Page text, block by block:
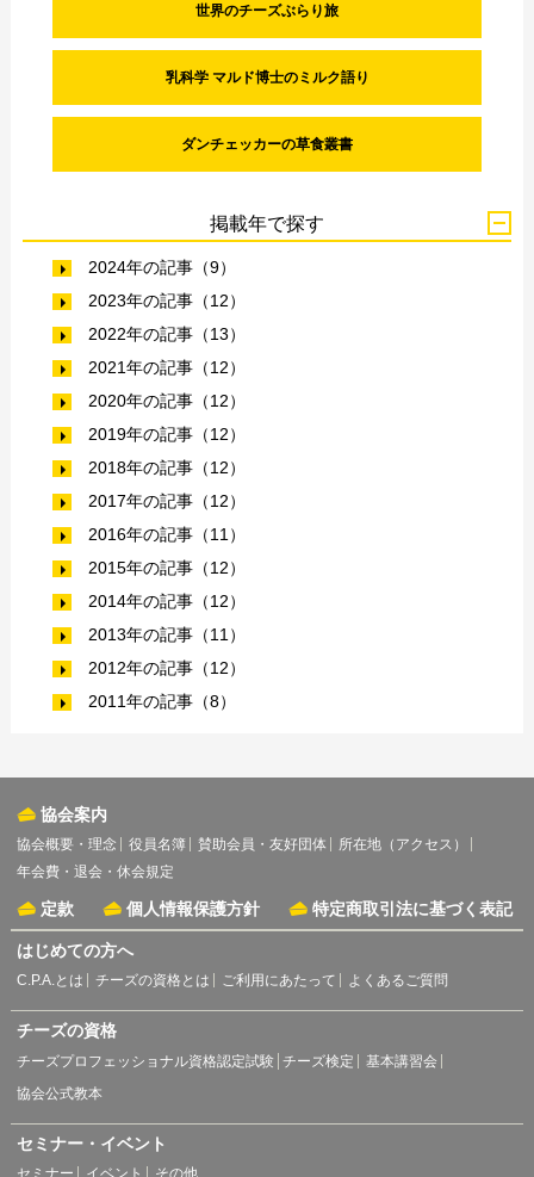
世界のチーズぶらり旅
乳科学 マルド博士のミルク語り
ダンチェッカーの草食叢書
掲載年で探す
2024年の記事（9）
2023年の記事（12）
2022年の記事（13）
2021年の記事（12）
2020年の記事（12）
2019年の記事（12）
2018年の記事（12）
2017年の記事（12）
2016年の記事（11）
2015年の記事（12）
2014年の記事（12）
2013年の記事（11）
2012年の記事（12）
2011年の記事（8）
協会案内
協会概要・理念 役員名簿 賛助会員・友好団体
所在地（アクセス）
年会費・退会・休会規定
定款 個人情報保護方針 特定商取引法に基づく表記
はじめての方へ
C.P.A.とは チーズの資格とは ご利用にあたって よくあるご質問
チーズの資格
チーズプロフェッショナル資格認定試験 チーズ検定
基本講習会
協会公式教本
セミナー・イベント
セミナー イベント その他